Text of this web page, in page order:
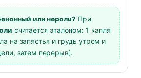
или нероли? При
считается эталоном: 1 капля
на запястья и грудь утром и
затем перерыв).